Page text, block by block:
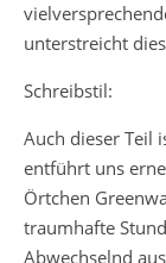
unterstreicht
Schreibstil:
Auch dieser Teil
entführt uns
Örtchen
traumhafte
Abwechselnd